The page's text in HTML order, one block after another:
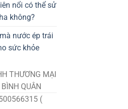
nổi có thể sử
không?
nước ép trái
sức khỏe
THƯƠNG MẠI
QUÂN
(